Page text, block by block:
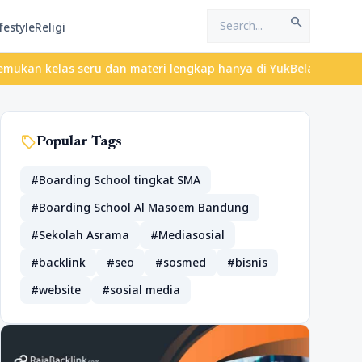
Religi search
seru dan materi lengkap hanya di YukBelajar.com.
sellPopular Tags
#Boarding School tingkat SMA
#Boarding School Al Masoem Bandung
#Sekolah Asrama
#Mediasosial
#backlink
#seo #sosmed
#bisnis
#website
#sosial media